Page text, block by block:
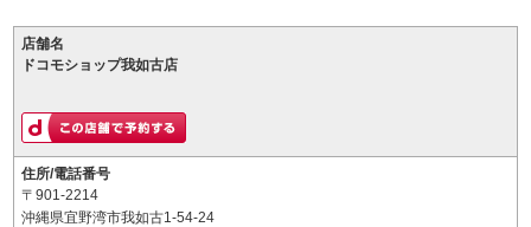
店舗名
ドコモショップ我如古店
住所/電話番号
〒901-2214
沖縄県宜野湾市我如古1-54-24